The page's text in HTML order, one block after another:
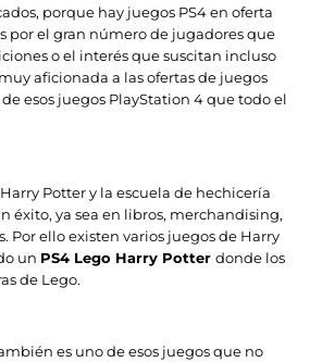
porque hay juegos PS4 en oferta
por el gran número de jugadores que
o el interés que suscitan incluso
aficionada a las ofertas de juegos
esos juegos PlayStation 4 que todo el
Potter y la escuela de hechicería
éxito, ya sea en libros, merchandising,
Por ello existen varios juegos de Harry
un PS4 Lego Harry Potter donde los
de Lego.
es uno de esos juegos que no